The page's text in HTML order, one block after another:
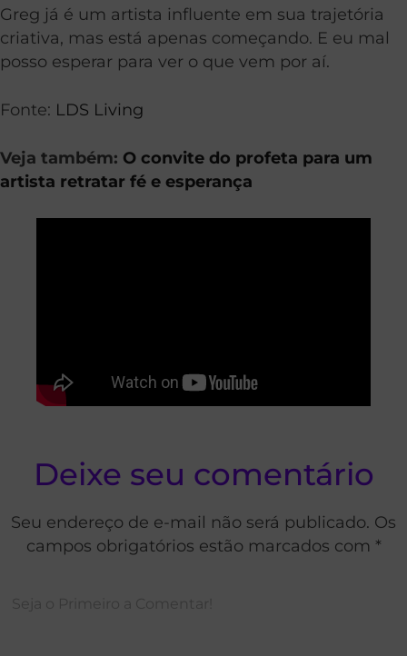
Greg já é um artista influente em sua trajetória
criativa, mas está apenas começando. E eu mal
posso esperar para ver o que vem por aí.
Fonte: LDS Living
Veja também: O convite do profeta para um
artista retratar fé e esperança
Deixe seu comentário
Seu endereço de e-mail não será publicado. Os
campos obrigatórios estão marcados com *